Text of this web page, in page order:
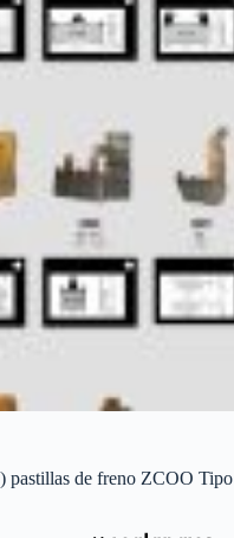
pastillas de freno ZCOO Tipo